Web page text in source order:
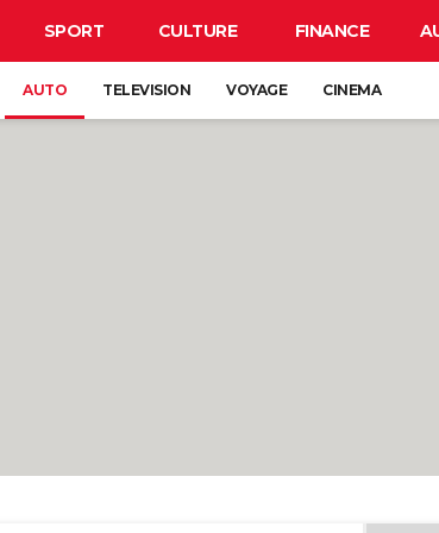
SPORT CULTURE FINANCE
AUTO TELEVISION VOYAGE CINEMA